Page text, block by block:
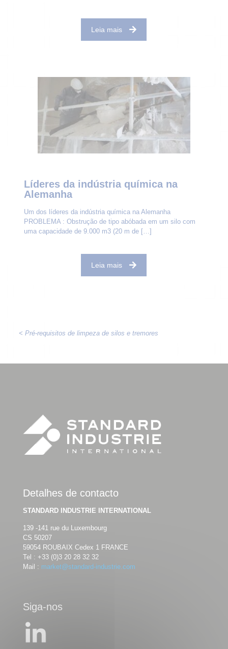
Leia mais
Líderes da indústria química na
Alemanha
Um dos líderes da indústria química na Alemanha
PROBLEMA : Obstrução de tipo abóbada em um silo com
uma capacidade de 9.000 m3 (20 m de[…]
Leia mais
< Pré-requisitos de limpeza de silos e tremores
Detalhes de contacto
STANDARD INDUSTRIE INTERNATIONAL
139 -141 rue du Luxembourg
CS 50207
59054 ROUBAIX Cedex 1 FRANCE
Tel : +33 (0)3 20 28 32 32
Mail : market@standard-industrie.com
Siga-nos